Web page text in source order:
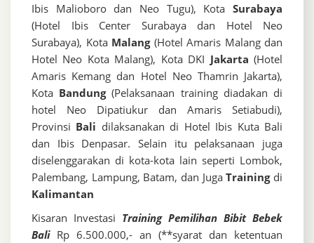
Ibis Malioboro dan Neo Tugu), Kota Surabaya
(Hotel Ibis Center Surabaya dan Hotel Neo
Surabaya), Kota Malang(Hotel Amaris Malang dan
Hotel Neo Kota Malang), Kota DKI Jakarta (Hotel
Amaris Kemang dan Hotel Neo Thamrin Jakarta),
Kota Bandung(Pelaksanaan training diadakan di
hotel Neo Dipatiukur dan Amaris Setiabudi),
Provinsi Bali dilaksanakan di Hotel Ibis Kuta Bali
dan Ibis Denpasar. Selain itu pelaksanaan juga
diselenggarakan di kota-kota lain seperti Lombok,
Palembang, Lampung, Batam, dan JugaTrainingdi
Kalimantan
Kisaran Investasi Training Pemilihan Bibit Bebek
Bali Rp 6.500.000,- an (**syarat dan ketentuan